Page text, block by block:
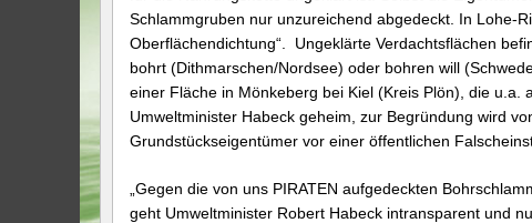
Schlammgruben nur unzureichend abgedeckt. In Lohe-
Oberflächendichtung“. Ungeklärte Verdachtsflächen
bohrt (Dithmarschen/Nordsee) oder bohren will
einer Fläche in Mönkeberg bei Kiel (Kreis Plön), die
Umweltminister Habeck geheim, zur Begründung wird
Grundstückseigentümer vor einer öffentlichen
„Gegen die von uns PIRATEN aufgedeckten
geht Umweltminister Robert Habeck intransparent und